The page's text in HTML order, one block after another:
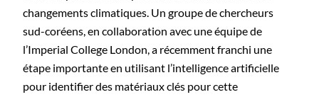
changements climatiques. Un groupe de chercheurs
sud-coréens, en collaboration avec une équipe de
l’Imperial College London, a récemment franchi une
étape importante en utilisant l’intelligence artificielle
pour identifier des matériaux clés pour cette